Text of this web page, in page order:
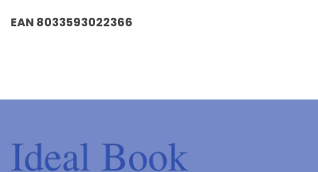
EAN 8033593022366